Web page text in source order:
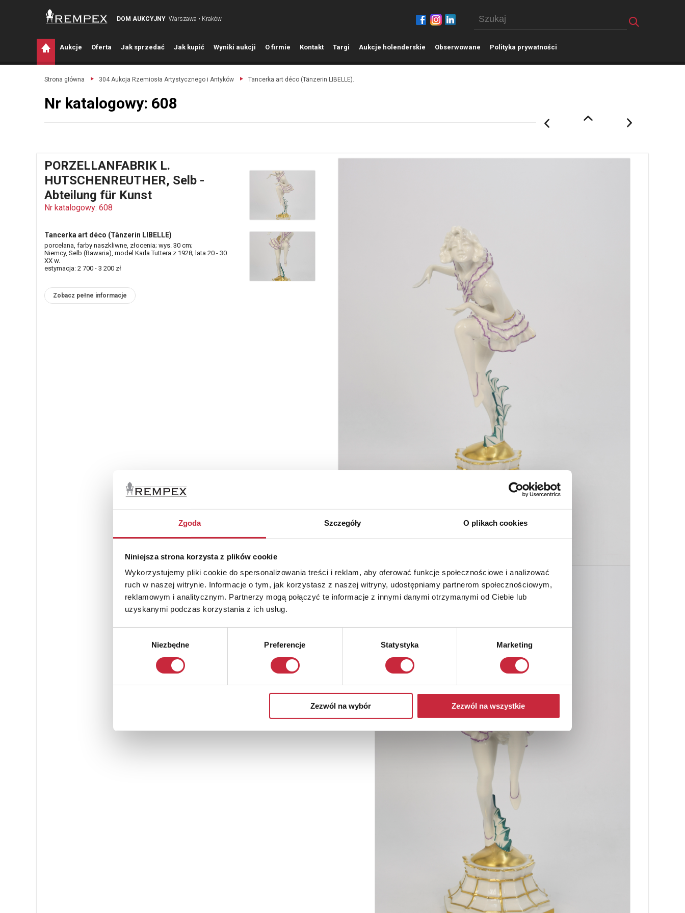
Zgoda Szczegóły O plikach cookies
Niniejsza strona korzysta z plików cookie
Wykorzystujemy pliki cookie do spersonalizowania treści i reklam, aby oferować funkcje społecznościowe i analizować
ruch w naszej witrynie. Informacje o tym, jak korzystasz z naszej witryny, udostępniamy partnerom społecznościowym,
reklamowym i analitycznym. Partnerzy mogą połączyć te informacje z innymi danymi otrzymanymi od Ciebie lub
uzyskanymi podczas korzystania z ich usług.
Niezbędne Preferencje Statystyka Marketing
Zezwól na wybór Zezwól na wszystkie
DOM AUKCYJNY Warszawa • Kraków
Aukcje Oferta Jak sprzedać Jak kupić Wyniki aukcji O firmie Kontakt Targi Aukcje holenderskie Obserwowane Polityka prywatności
Strona główna 304 Aukcja Rzemiosła Artystycznego i Antyków Tancerka art déco (Tänzerin LIBELLE).
Nr katalogowy: 608
PORZELLANFABRIK L.
HUTSCHENREUTHER, Selb -
Abteilung für Kunst
Nr katalogowy: 608
Tancerka art déco (Tänzerin LIBELLE)
porcelana, farby naszkliwne, złocenia; wys. 30 cm;
Niemcy, Selb (Bawaria), model Karla Tuttera z 1928; lata 20.- 30.
XX w.
estymacja: 2 700 - 3 200 zł
Zobacz pełne informacje